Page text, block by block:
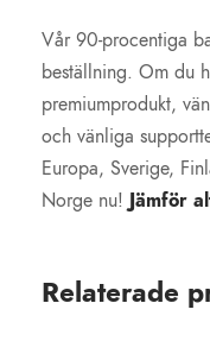
Vår 90-procentiga
beställning. Om du
premiumprodukt,
och vänliga
Europa, Sverige,
Norge nu! Jämför
Relaterade